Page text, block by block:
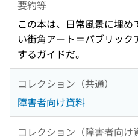
要約等
この本は、日常風景に埋
い街角アート＝パブリッ
するガイドだ。
コレクション（共通）
障害者向け資料
コレクション（障害者向け